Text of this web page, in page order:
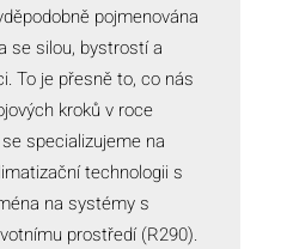
pojmenována
se silou, bystrostí a
To je přesně to, co nás
kroků v roce
specializujeme na
technologii s
na systémy s
prostředí (R290).